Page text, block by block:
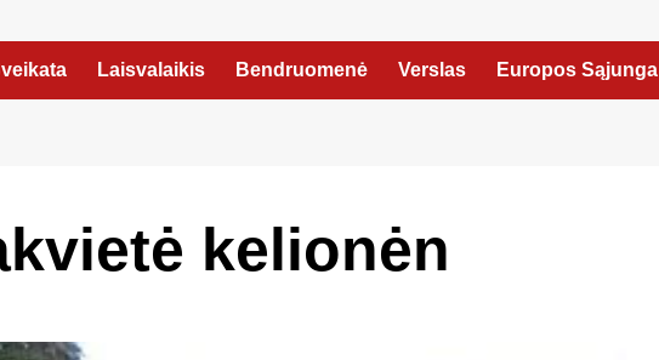
Laisvalaikis Bendruomenė Verslas Europos Sąjunga
kelionėn